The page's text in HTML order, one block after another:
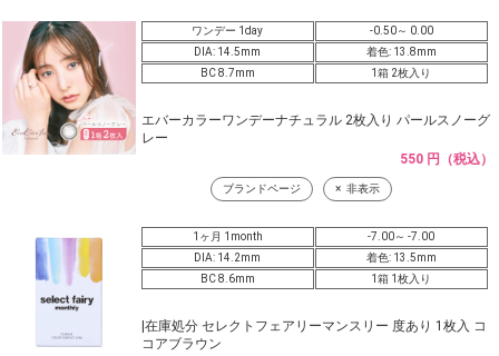
ワンデー 1day
-0.50～ 0.00
DIA: 14.5mm
着色: 13.8mm
BC 8.7mm
1箱 2枚入り
エバーカラーワンデーナチュラル 2枚入り パールスノーグ
レー
550 円（税込）
ブランドページ 非表示
1ヶ月 1month
-7.00～ -7.00
DIA: 14.2mm
着色: 13.5mm
BC 8.6mm
1箱 1枚入り
|在庫処分 セレクトフェアリーマンスリー 度あり 1枚入 コ
コアブラウン